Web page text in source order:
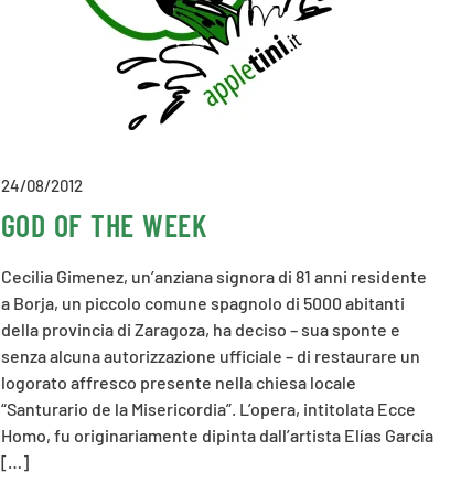
24/08/2012
GOD OF THE WEEK
Cecilia Gimenez, un’anziana signora di 81 anni residente
a Borja, un piccolo comune spagnolo di 5000 abitanti
della provincia di Zaragoza, ha deciso – sua sponte e
senza alcuna autorizzazione ufficiale – di restaurare un
logorato affresco presente nella chiesa locale
“Santurario de la Misericordia”. L’opera, intitolata Ecce
Homo, fu originariamente dipinta dall’artista Elías García
[…]